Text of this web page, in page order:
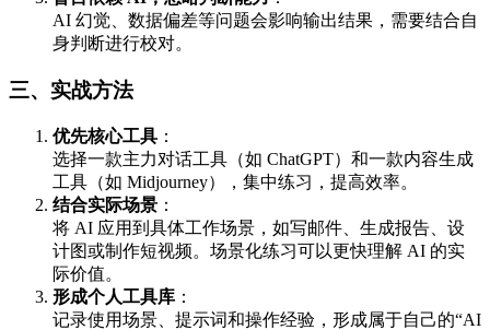
AI 幻觉、数据偏差等问题会影响输出结果，需要结合自
身判断进行校对。
三、实战方法
优先核心工具 ：
选择一款主力对话工具（如 ChatGPT）和一款内容生成
工具（如 Midjourney），集中练习，提高效率。
结合实际场景 ：
将 AI 应用到具体工作场景，如写邮件、生成报告、设
计图或制作短视频。场景化练习可以更快理解 AI 的实
际价值。
形成个人工具库 ：
记录使用场景、提示词和操作经验，形成属于自己的“AI